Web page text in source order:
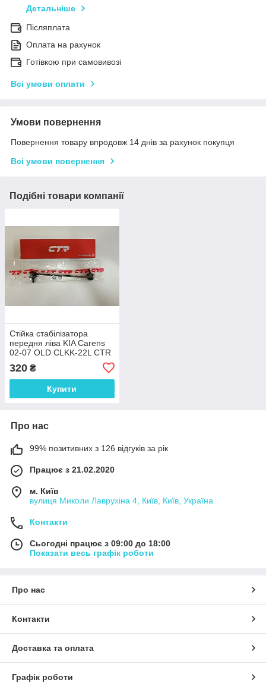
Детальніше
Післяплата
Оплата на рахунок
Готівкою при самовивозі
Всі умови оплати
Умови повернення
Повернення товару впродовж 14 днів за рахунок покупця
Всі умови повернення
Подібні товари компанії
Стійка стабілізатора
передня ліва KIA Carens
02-07 OLD CLKK-22L CTR
320 ₴
Купити
Про нас
99% позитивних з 126 відгуків за рік
Працює з 21.02.2020
м. Київ
вулиця Миколи Лаврухіна 4, Київ, Київ, Україна
Контакти
Сьогодні працює з 09:00 до 18:00
Показати весь графік роботи
Про нас
Контакти
Доставка та оплата
Графік роботи